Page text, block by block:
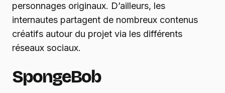
personnages originaux. D’ailleurs, les
internautes partagent de nombreux contenus
créatifs autour du projet via les différents
réseaux sociaux.
SpongeBob